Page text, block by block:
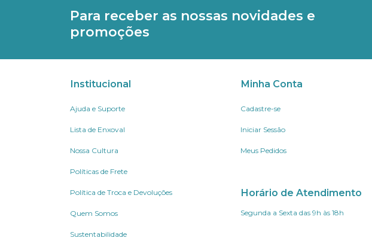
Para receber as nossas novidades e
promoções
Institucional
Ajuda e Suporte
Lista de Enxoval
Nossa Cultura
Políticas de Frete
Política de Troca e Devoluções
Quem Somos
Sustentabilidade
Minha Conta
Cadastre-se
Iniciar Sessão
Meus Pedidos
Horário de Atendimento
Segunda a Sexta das 9h às 18h